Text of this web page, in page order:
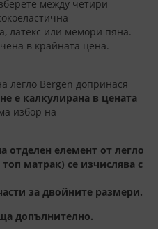
между четири
латекс или мемори пяна.
в крайната цена.
легло Bergen допринася
е калкулирана в цената
избор на
отделен елемент от легло
матрак) се изчислява с
за двойните размери.
допълнително.